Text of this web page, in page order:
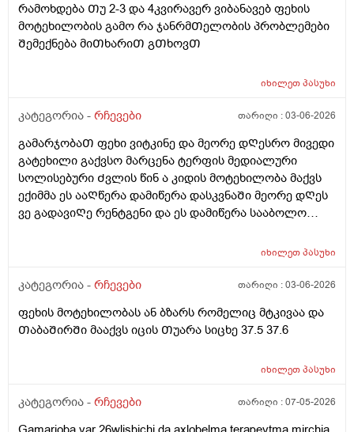
განმავლობაᲨი ან ბუასილ სწორ ნაწლავზე ხომარ
იმოქმედებს პლუს ამასᲗან ერᲗად კუᲭᲨირო
გავდივარ ხოლმე დილა საᲦამო აქამდე სულ
ბუასილი მქონდა მარა ისეᲗი Ძლიერი არა მსუბუქი
განმავლობაᲨი მაგასაც ვეგარ გავაკეᲗებ იმიტორო
ვერც Ჩავიკუნტები რო Ჩაბანვა გავაკეᲗო და რაიმე
პრობლემებს ხომარ გამოიწვევს იმიტორო კუᲭᲨი რო
გავდივარ და Შემდეგ სალფეᲗკს დაჯდომილა Თბილი
ან ცივი წყლიᲗ ვასველებ და იმიᲗ ვიწმენდ რო
არაფერი დარᲩეს მერერო ვდგები გავივლი
გამოვვივლი და ვჯდებიან რამე მაინც განავლის
ქაᲦალზე Თხლად როა ისე რო ᲗიᲗს რო დადებ
ტრუსსზე საჯდომის ადგილას განავლის რაგაცები იყო
Თხლად ესევარ ბავᲨობიდან რავი და ესე მარტო
მემარᲗება დავიჯერო ? ანრატოხდება ესე და ამ
მოკლედ რატოხდება ესე ან როგორ მოვიქცე ეს 3-4
კვირა და რაგავაკეᲗო მიᲗხარიᲗ (ბიᲭი ვარ )
რამოხდება Თუ 2-3 და 4კვირავერ ვიბანავებ ფეხის
მოტეხილობის გამო რა ჯანრმᲗელობის პრობლემები
Შემექნება მიᲗხარიᲗ გᲗხოვᲗ
იხილეთპასუხი
კატეგორია - რჩევები თარიღი :03-06-2026
გამარჯობაᲗ ფეხი ვიტკინე და მეორე დᲦესრო მივედი
გატეხილი გაქვსო მარცენა ტერფის მედიალური
სოლისებური Ძვლის წინ ა კიდის მოტეხილობა მაქვს
ექიმმა ეს ააᲦწერა დამიწერა დასკვნაᲨი მეორე დᲦეს
ვე გადავიᲦე რენტგენი და ეს დამიწერა სააბოლო
37.6და სიცხე იცის ამ მოტეხილობება ან ბზარმა? ან ამ
ვსვავ ( კოქსიქეა , ტოქსივენოლო, ბიენზა, კალციუმი,
იხილეთპასუხი
კატეგორია - რჩევები თარიღი :03-06-2026
ფეხის მოტეხილობას ან ბზარს რომელიც მტკივაა და
ᲗაბაᲨირᲨი მააქვს იცის Თუარა სიცხე 37.5 37.6
იხილეთპასუხი
კატეგორია - რჩევები თარიღი :07-05-2026